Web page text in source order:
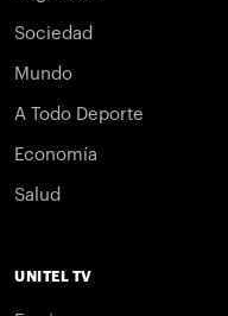
Sociedad
Mundo
A Todo Deporte
Economía
Salud
UNITEL TV